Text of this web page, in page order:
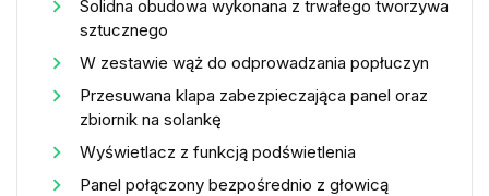
Solidna obudowa wykonana z trwałego tworzywa
sztucznego
W zestawie wąż do odprowadzania popłuczyn
Przesuwana klapa zabezpieczająca panel oraz
zbiornik na solankę
Wyświetlacz z funkcją podświetlenia
Panel połączony bezpośrednio z głowicą